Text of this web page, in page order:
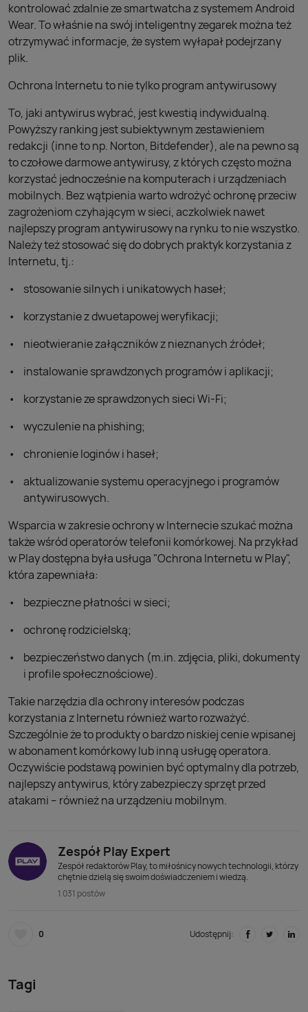
kontrolować zdalnie ze smartwatcha z systemem Android
Wear. To właśnie na swój inteligentny zegarek można też
otrzymywać informacje, że system wyłapał podejrzany
plik.
Ochrona Internetu to nie tylko program antywirusowy
To, jaki antywirus wybrać, jest kwestią indywidualną.
Powyższy ranking jest subiektywnym zestawieniem
redakcji (inne to np. Norton, Bitdefender), ale na pewno są
to czołowe darmowe antywirusy, z których często można
korzystać jednocześnie na komputerach i urządzeniach
mobilnych. Bez wątpienia warto wdrożyć ochronę przeciw
zagrożeniom czyhającym w sieci, aczkolwiek nawet
najlepszy program antywirusowy na rynku to nie wszystko.
Należy też stosować się do dobrych praktyk korzystania z
Internetu, tj.:
stosowanie silnych i unikatowych haseł;
korzystanie z dwuetapowej weryfikacji;
nieotwieranie załączników z nieznanych źródeł;
instalowanie sprawdzonych programów i aplikacji;
korzystanie ze sprawdzonych sieci Wi-Fi;
wyczulenie na phishing;
chronienie loginów i haseł;
aktualizowanie systemu operacyjnego i programów
antywirusowych.
Wsparcia w zakresie ochrony w Internecie szukać można
także wśród operatorów telefonii komórkowej. Na przykład
w Play dostępna była usługa "Ochrona Internetu w Play",
która zapewniała:
bezpieczne płatności w sieci;
ochronę rodzicielską;
bezpieczeństwo danych (m.in. zdjęcia, pliki, dokumenty
i profile społecznościowe).
Takie narzędzia dla ochrony interesów podczas
korzystania z Internetu również warto rozważyć.
Szczególnie że to produkty o bardzo niskiej cenie wpisanej
w abonament komórkowy lub inną usługę operatora.
Oczywiście podstawą powinien być optymalny dla potrzeb,
najlepszy antywirus, który zabezpieczy sprzęt przed
atakami – również na urządzeniu mobilnym.
Zespół Play Expert
Zespół redaktorów Play, to miłośnicy nowych technologii, którzy
chętnie dzielą się swoim doświadczeniem i wiedzą.
1 031 postów
0 Udostępnij:
Tagi